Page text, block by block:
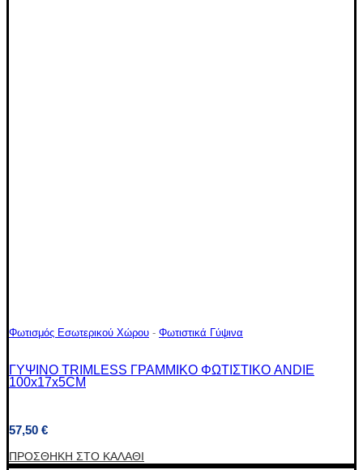
Φωτισμός Εσωτερικού Χώρου - Φωτιστικά Γύψινα
ΓΥΨΙΝΟ TRIMLESS ΓΡΑΜΜΙΚΟ ΦΩΤΙΣΤΙΚΟ ANDIE
100x17x5CM
57,50 €
ΠΡΟΣΘΉΚΗ ΣΤΟ ΚΑΛΆΘΙ